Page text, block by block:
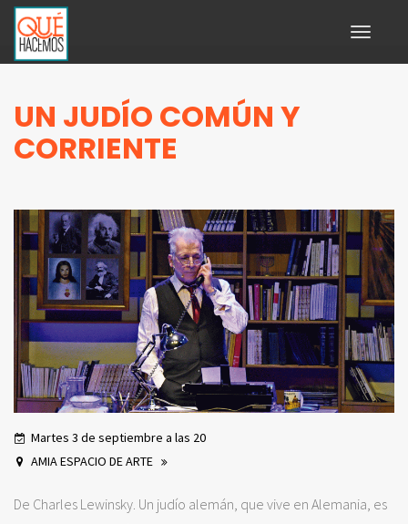
Toggle
UN JUDÍO COMÚN Y
CORRIENTE
Martes 3 de septiembre a las 20
AMIA ESPACIO DE ARTE
De Charles Lewinsky. Un judío alemán, que vive en Alemania, es